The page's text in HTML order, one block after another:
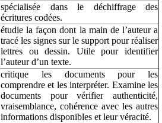
spécialisée dans le déchiffrage des
écritures codées.
étudie la façon dont la main de l’auteur a
tracé les signes sur le support pour réaliser
lettres ou dessin. Utile pour identifier
l’auteur d’un texte.
critique les documents pour les
comprendre et les interpréter. Examine les
documents pour vérifier authenticité,
vraisemblance, cohérence avec les autres
informations disponibles et leur véracité.